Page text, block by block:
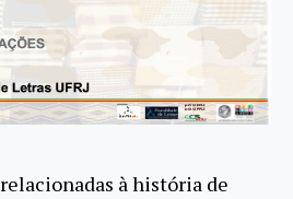
relacionadas à história de